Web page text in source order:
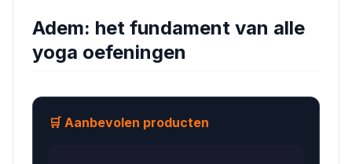
Adem: het fundament van alle
yoga oefeningen
🛒 Aanbevolen producten